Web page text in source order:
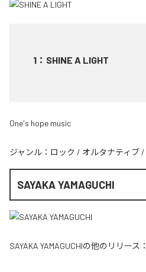
1 ： SHINE A LIGHT
One's hope music
ジャンル： ロック / オルタナティブ /
SAYAKA YAMAGUCHI
SAYAKA YAMAGUCHIの他のリリース：